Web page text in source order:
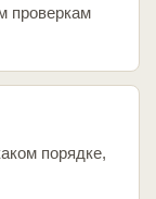
проверкам
порядке,